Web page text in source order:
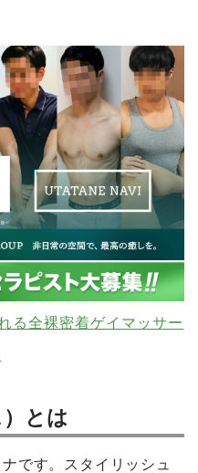
る全裸密着ゲイマッサー
とは
です。スタイリッシュ